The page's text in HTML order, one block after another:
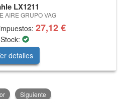
LX1211
AIRE GRUPO VAG
27,12 €
Stock:
detalles
Siguiente